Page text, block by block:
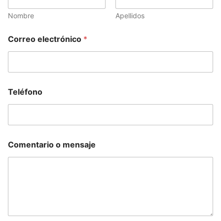
Nombre Apellidos
T
e
é
o
n
o
Correo electrónico *
Teléfono
Comentario o mensaje